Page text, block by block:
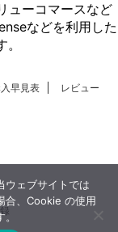
ューコマースなど
などを利用した
早見表
レビュー
ウェブサイトでは
合、Cookie の使用